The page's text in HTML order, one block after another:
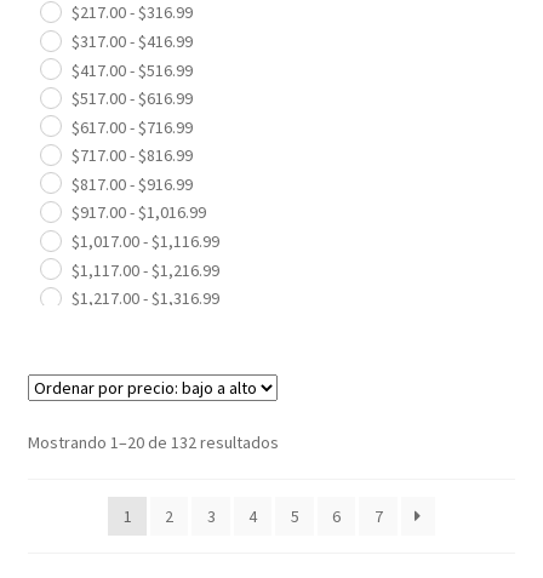
Mostrando 1–20 de 132 resultados
1 2 3 4 5 6 7
$217.00-$316.99
$317.00-$416.99
$417.00- $516.99
$517.00-$616.99
$617.00-$716.99
$717.00-$816.99
$817.00-$916.99
$917.00-$1,016.99
$1,017.00-$1,116.99
$1,117.00-$1,216.99
$1,217.00-$1,316.99
$1,517.00-$1,616.99
$1,717.00-$1,816.99
1,917.00-
2,017.00
2,116.99